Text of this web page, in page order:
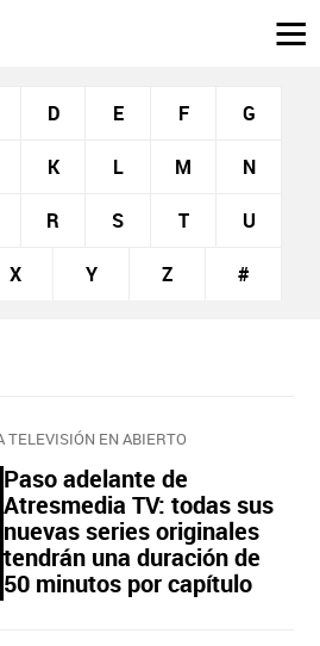
D E F G
K L M N
R S T U
X Y Z #
TELEVISIÓN EN ABIERTO
Paso adelante de
Atresmedia TV: todas sus
nuevas series originales
tendrán una duración de
50 minutos por capítulo